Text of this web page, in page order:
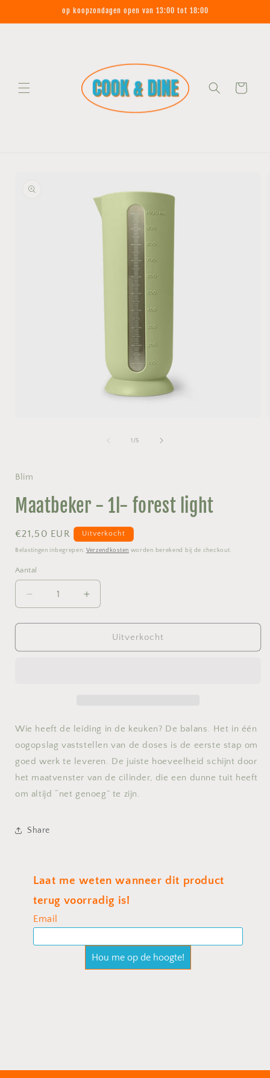
content
op koopzondagen open van 13:00 tot 18:00
Winkelwagen
1 /van
5
Blim
Maatbeker - 1l- forest light
Normale
prijs
€21,50 EUR Uitverkocht
Belastingen inbegrepen. Verzendkosten worden berekend bij de checkout.
Aantal
Aantal
Aantal
verlagen
voor
-
Aantal
verhogen
voor
Maatbeker
-
Uitverkocht
Wie heeft de leiding in de keuken? De balans. Het in één
oogopslag vaststellen van de doses is de eerste stap om
goed werk te leveren. De juiste hoeveelheid schijnt door
het maatvenster van de cilinder, die een dunne tuit heeft
om altijd “net genoeg” te zijn.
Share